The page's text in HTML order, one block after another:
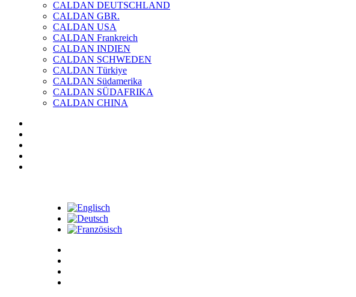
CALDAN DEUTSCHLAND
CALDAN GBR.
CALDAN USA
CALDAN Frankreich
CALDAN INDIEN
CALDAN SCHWEDEN
CALDAN Türkiye
CALDAN Südamerika
CALDAN SÜDAFRIKA
CALDAN CHINA